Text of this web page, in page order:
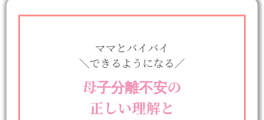
ママとバイバイ
＼できるようになる／
母子分離不安の
正しい理解と